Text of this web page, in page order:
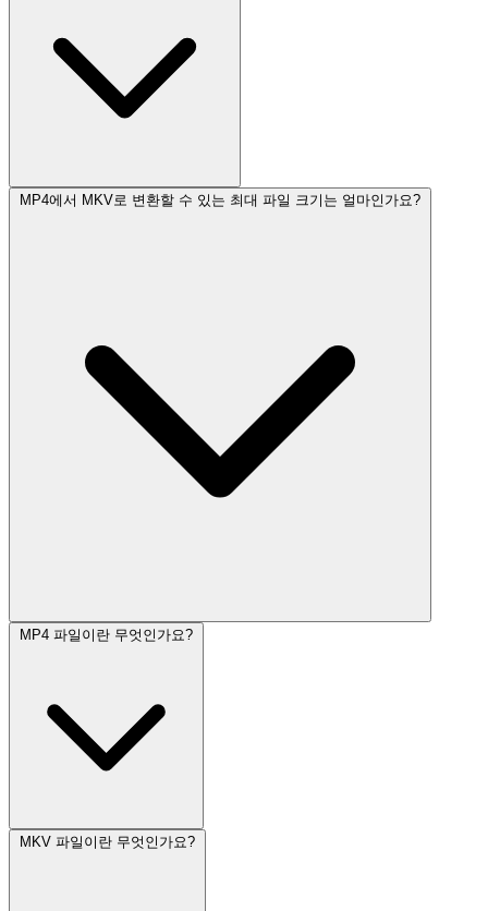
MP4에서 MKV로 변환할 수 있는 최대 파일 크기는 얼마인가요?
MP4 파일이란 무엇인가요?
MKV 파일이란 무엇인가요?